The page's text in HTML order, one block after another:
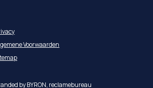
Voorwaarden
by BYRON, reclamebureau